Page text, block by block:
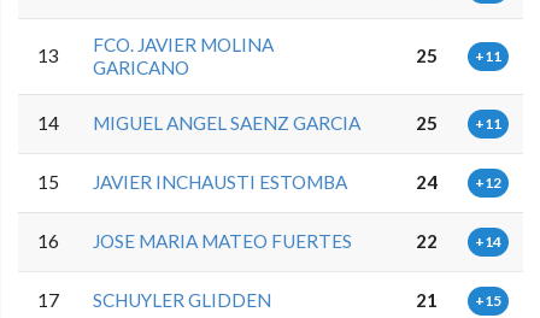
13
FCO. JAVIER MOLINA
GARICANO
25 +11
14 MIGUEL ANGEL SAENZ GARCIA 25 +11
15 JAVIER INCHAUSTI ESTOMBA 24 +12
16 JOSE MARIA MATEO FUERTES 22 +14
17 SCHUYLER GLIDDEN 21 +15